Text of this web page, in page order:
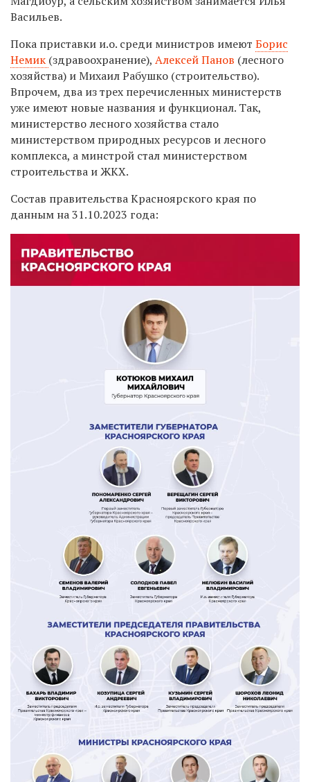
Васильев.
Пока приставки и.о. среди министров имеют Борис
Немик (здравоохранение), Алексей Панов (лесного
хозяйства) и Михаил Рабушко (строительство).
Впрочем, два из трех перечисленных министерств
уже имеют новые названия и функционал. Так,
министерство лесного хозяйства стало
министерством природных ресурсов и лесного
комплекса, а минстрой стал министерством
строительства и ЖКХ.
Состав правительства Красноярского края по
данным на 31.10.2023 года: